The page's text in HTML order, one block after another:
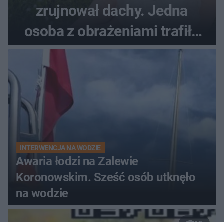
zrujnował dachy. Jedna
osoba z obrażeniami trafiła
do szpitala
INTERWENCJA NA WODZIE
Awaria łodzi na Zalewie
Koronowskim. Sześć osób utknęło
na wodzie